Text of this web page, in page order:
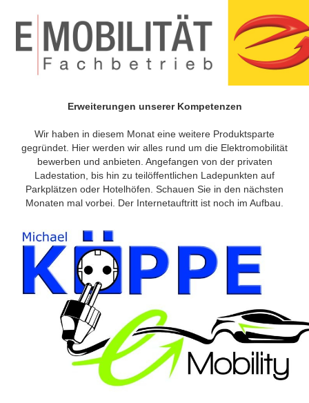
Erweiterungen unserer Kompetenzen
Wir haben in diesem Monat eine weitere Produktsparte
gegründet. Hier werden wir alles rund um die Elektromobilität
bewerben und anbieten. Angefangen von der privaten
Ladestation, bis hin zu teilöffentlichen Ladepunkten auf
Parkplätzen oder Hotelhöfen. Schauen Sie in den nächsten
Monaten mal vorbei. Der Internetauftritt ist noch im Aufbau.